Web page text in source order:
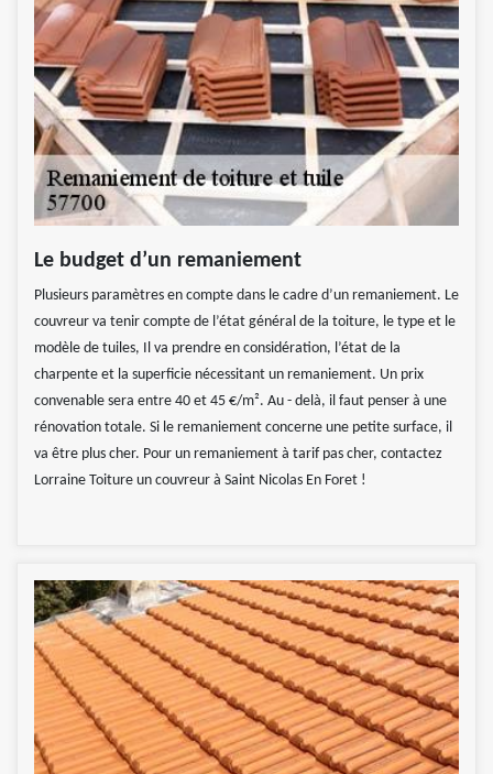
Le budget d’un remaniement
Plusieurs paramètres en compte dans le cadre d’un remaniement. Le
couvreur va tenir compte de l’état général de la toiture, le type et le
modèle de tuiles, Il va prendre en considération, l’état de la
charpente et la superficie nécessitant un remaniement. Un prix
convenable sera entre 40 et 45 €/m². Au - delà, il faut penser à une
rénovation totale. Si le remaniement concerne une petite surface, il
va être plus cher. Pour un remaniement à tarif pas cher, contactez
Lorraine Toiture un couvreur à Saint Nicolas En Foret !